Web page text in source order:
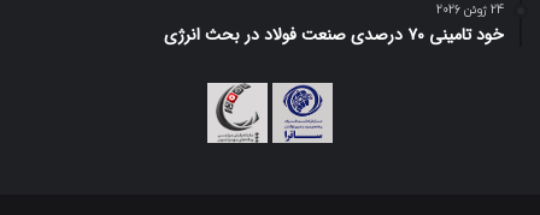
24 ژوئن 2026
خود تامینی ۷۰ درصدی صنعت فولاد در بحث انرژی